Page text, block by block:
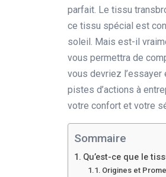
parfait. Le tissu
ce tissu spécial est
soleil. Mais est-il
vous permettra de
vous devriez l’essayer
pistes d’actions à
votre confort et votre
Sommaire
Qu’est-ce que le
Origines et